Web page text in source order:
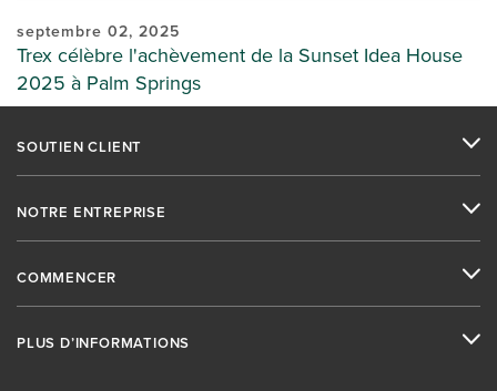
septembre 02, 2025
Trex célèbre l'achèvement de la Sunset Idea House
2025 à Palm Springs
SOUTIEN CLIENT
NOTRE ENTREPRISE
COMMENCER
PLUS D’INFORMATIONS